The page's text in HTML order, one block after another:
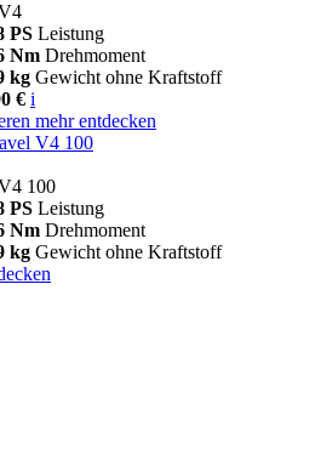
PS Leistung
Nm Drehmoment
kg Gewicht ohne Kraftstoff
€ i
mehr entdecken
V4 100
100
PS Leistung
Nm Drehmoment
kg Gewicht ohne Kraftstoff